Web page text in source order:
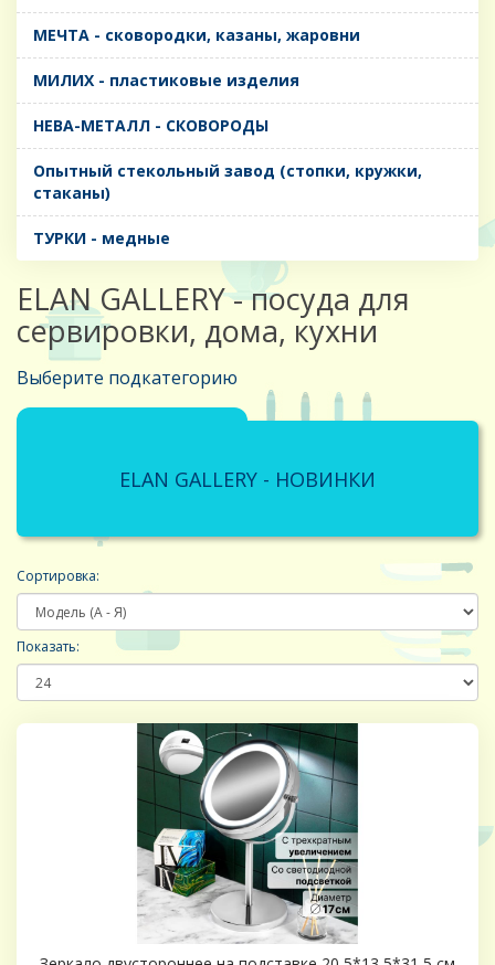
МЕЧТА - сковородки, казаны, жаровни
МИЛИХ - пластиковые изделия
НЕВА-МЕТАЛЛ - СКОВОРОДЫ
Опытный стекольный завод (стопки, кружки,
стаканы)
ТУРКИ - медные
ELAN GALLERY - посуда для
сервировки, дома, кухни
Выберите подкатегорию
ELAN GALLERY - НОВИНКИ
Сортировка:
Показать: